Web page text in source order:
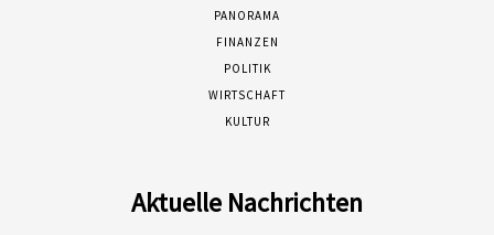
PANORAMA
FINANZEN
POLITIK
WIRTSCHAFT
KULTUR
Aktuelle Nachrichten